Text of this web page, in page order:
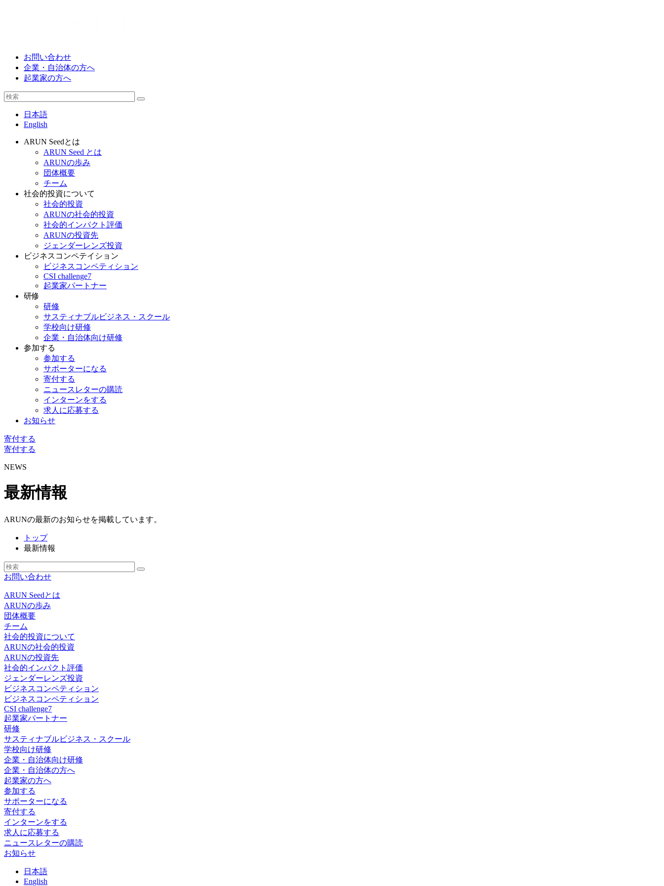
お問い合わせ
企業・自治体の方へ
起業家の方へ
日本語
English
ARUN Seedとは
ARUN Seed とは
ARUNの歩み
団体概要
チーム
社会的投資について
社会的投資
ARUNの社会的投資
社会的インパクト評価
ARUNの投資先
ジェンダーレンズ投資
ビジネスコンペテイション
ビジネスコンペティション
CSI challenge7
起業家パートナー
研修
研修
サスティナブルビジネス・スクール
学校向け研修
企業・自治体向け研修
参加する
参加する
サポーターになる
寄付する
ニュースレターの購読
インターンをする
求人に応募する
お知らせ
寄付する
寄付する
NEWS
最新情報
ARUNの最新のお知らせを掲載しています。
トップ
最新情報
お問い合わせ
ARUN Seedとは
ARUNの歩み
団体概要
チーム
社会的投資について
ARUNの社会的投資
ARUNの投資先
社会的インパクト評価
ジェンダーレンズ投資
ビジネスコンペティション
ビジネスコンペティション
CSI challenge7
起業家パートナー
研修
サスティナブルビジネス・スクール
学校向け研修
企業・自治体向け研修
企業・自治体の方へ
起業家の方へ
参加する
サポーターになる
寄付する
インターンをする
求人に応募する
ニュースレターの購読
お知らせ
日 本語
English